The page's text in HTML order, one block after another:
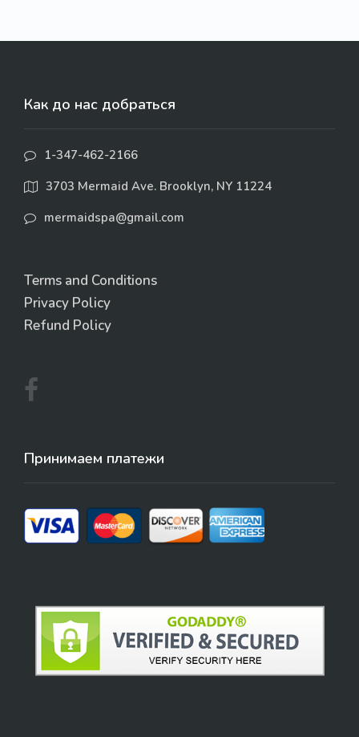
Как до нас добраться
1-347-462-2166
3703 Mermaid Ave. Brooklyn, NY 11224
mermaidspa@gmail.com
Terms and Conditions
Privacy Policy
Refund Policy
Принимаем платежи